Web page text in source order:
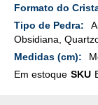
Mais
Detalhes
Obsidiana,
Em estoque SKU